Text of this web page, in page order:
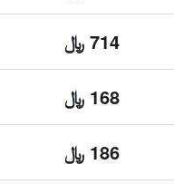
714 ﷼
168 ﷼
186 ﷼